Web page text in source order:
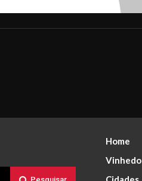
Home
Vinhedo